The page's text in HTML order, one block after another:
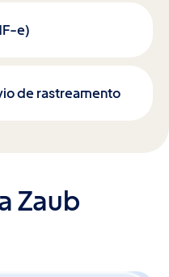
e)
de rastreamento
Zaub